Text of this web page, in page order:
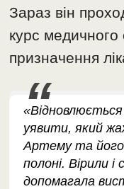
Зараз він
курс
призначення
уявити, який
Артему та
полоні. Вірили і
допомагала